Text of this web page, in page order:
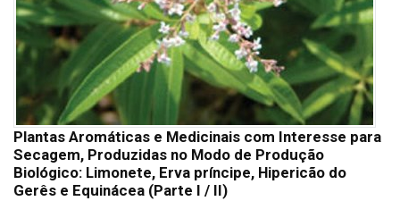
Plantas Aromáticas e Medicinais com Interesse para
Secagem, Produzidas no Modo de Produção
Biológico: Limonete, Erva príncipe, Hipericão do
Gerês e Equinácea (Parte I / II)